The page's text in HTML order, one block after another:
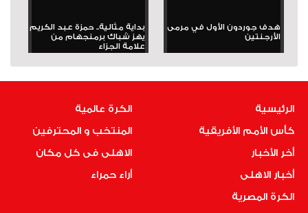
هدف جوردون الأول في مرمى
الأرجنتين
بداية مثالية.. حمزة عبد الكريم
يهز شباك برمنجهام من
علامة الجزاء
الرئيسية
كأس الأمم الأفريقية
أخر الأخبار
أخبار الاهلى
الكرة المصرية
الكرة عالمية
المنتخب و المحترفين
الاهلى فى كل مكان
أراء حمراء